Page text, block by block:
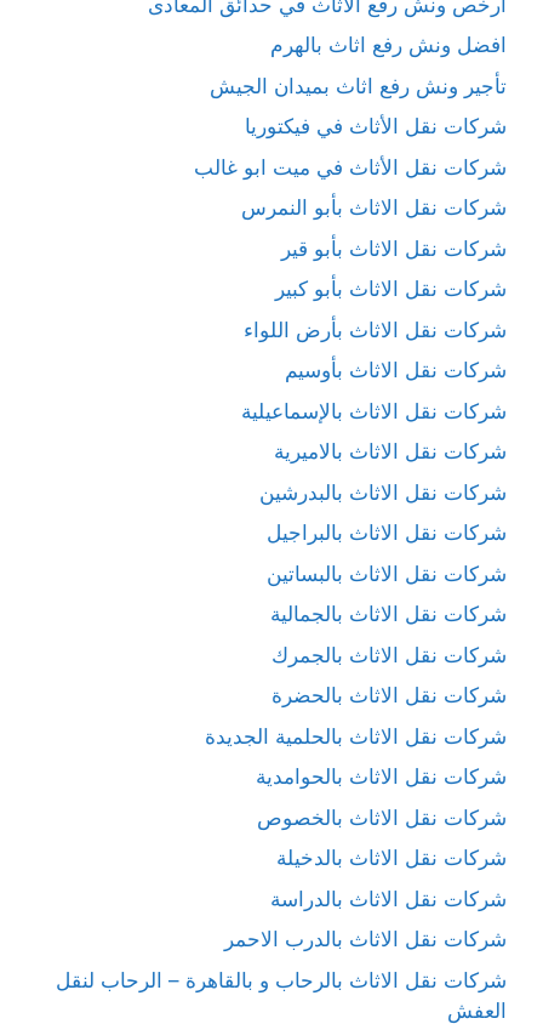
افضل ونش رفع اثاث بالهرم
تأجير ونش رفع اثاث بميدان الجيش
شركات نقل الأثاث في فيكتوريا
شركات نقل الأثاث في ميت ابو غالب
شركات نقل الاثاث بأبو النمرس
شركات نقل الاثاث بأبو قير
شركات نقل الاثاث بأبو كبير
شركات نقل الاثاث بأرض اللواء
شركات نقل الاثاث بأوسيم
شركات نقل الاثاث بالإسماعيلية
شركات نقل الاثاث بالاميرية
شركات نقل الاثاث بالبدرشين
شركات نقل الاثاث بالبراجيل
شركات نقل الاثاث بالبساتين
شركات نقل الاثاث بالجمالية
شركات نقل الاثاث بالجمرك
شركات نقل الاثاث بالحضرة
شركات نقل الاثاث بالحلمية الجديدة
شركات نقل الاثاث بالحوامدية
شركات نقل الاثاث بالخصوص
شركات نقل الاثاث بالدخيلة
شركات نقل الاثاث بالدراسة
شركات نقل الاثاث بالدرب الاحمر
شركات نقل الاثاث بالرحاب و بالقاهرة – الرحاب لنقل
العفش